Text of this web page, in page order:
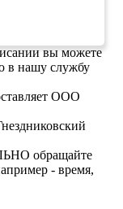
вы можете
в нашу службу
ООО
обращайте
- время,